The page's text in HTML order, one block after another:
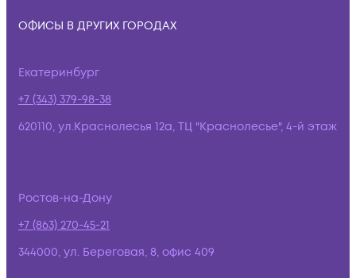
ОФИСЫ В ДРУГИХ ГОРОДАХ
Екатеринбург
+7 (343) 379-98-38
620110, ул.Краснолесья 12а, ТЦ "Краснолесье", 4-й этаж
Ростов-на-Дону
+7 (863) 270-45-21
344000, ул. Береговая, 8, офис 409